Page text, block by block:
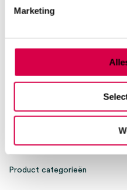
Marketing
Vind je antwoord snel en
Of contacteer ons via een van
08:30 tot 17:00
Product categorieën